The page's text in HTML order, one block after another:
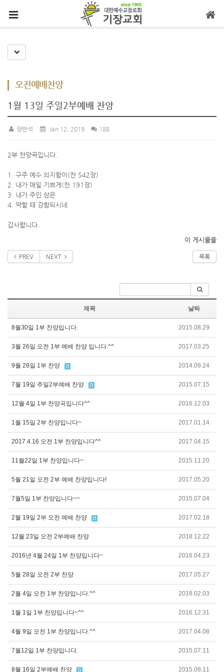
Toggle Dropdown
오전예배찬양
1월 13일 주일2부예배 찬양
양반석 Jan 12, 2019 188
2부 찬양곡입니다.
1. 구주 예수 의지함이(찬 542장)
2. 내가 매일 기쁘게(찬 191장)
3. 내가 주인 삼은
4. 약할 때 강함되시네
감사합니다.
이 게시물을
PREV NEXT 목록
제목 날짜
8월30일 1부 찬양입니다. 2015.08.29
3월 26일 오전 1부 예배 찬양 입니다.^^ 2017.03.25
9월 28일 1부 찬양 2014.09.24
7월 19일 주일2부예배 찬양 2015.07.15
12월 4일 1부 찬양곡입니다^^ 2016.12.03
1월 15일 2부 찬양입니다~ 2017.01.14
2017.4.16 오전 1부 찬양입니다^^ 2017.04.15
11월22일 1부 찬양입니다~ 2015.11.20
5월 21일 오전 2부 예배 찬양입니다! 2017.05.20
7월5일 1부 찬양입니다~~ 2015.07.04
2월 19일 2부 오전 예배 찬양 2017.02.18
12월 23일 오전 2부예배 찬양 2018.12.22
2016년 4월 24일 1부 찬양입니다~ 2016.04.23
5월 28일 오전 2부 찬양 2017.05.27
2월 4일 오전 1부 찬양입니다.^^ 2018.02.03
1월 1일 1부 찬양입니다~^^ 2016.12.31
4월 9일 오전 1부 찬양입니다.^^ 2017.04.08
7월12일 1부 찬양입니다. 2015.07.11
8월 16일 2부예배 찬양 2015.08.11